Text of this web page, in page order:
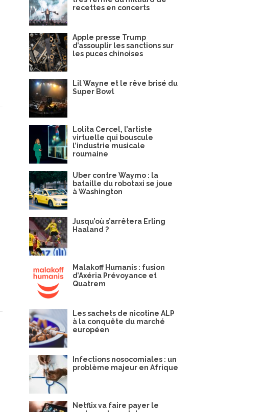
recettes en concerts
Apple presse Trump
d’assouplir les sanctions sur
les puces chinoises
Lil Wayne et le rêve brisé du
Super Bowl
Lolita Cercel, l’artiste
virtuelle qui bouscule
l’industrie musicale
roumaine
Uber contre Waymo : la
bataille du robotaxi se joue
à Washington
Jusqu’où s’arrêtera Erling
Haaland ?
Malakoff Humanis : fusion
d’Axéria Prévoyance et
Quatrem
Les sachets de nicotine ALP
à la conquête du marché
européen
Infections nosocomiales : un
problème majeur en Afrique
Netflix va faire payer le